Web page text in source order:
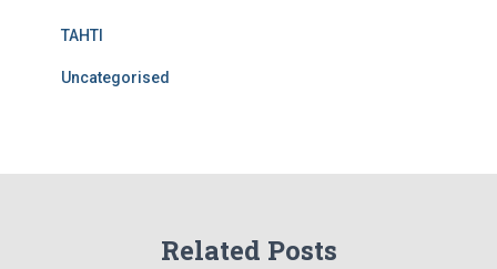
TAHTI
Uncategorised
Related Posts